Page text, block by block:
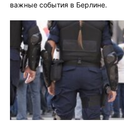
важные события в Берлине.